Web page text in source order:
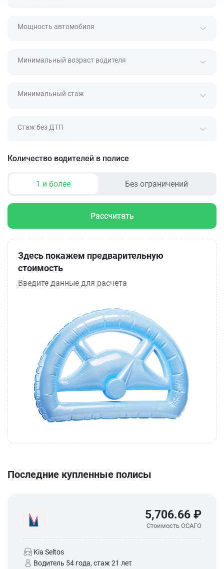
Мощность автомобиля
Минимальный возраст водителя
Минимальный стаж
Стаж без ДТП
Количество водителей в полисе
1 и более Без ограничений
Рассчитать
Здесь покажем предварительную
стоимость
Введите данные для расчета
Последние купленные полисы
5,706.66 ₽
Стоимость ОСАГО
Kia Seltos
Водитель 54 года, стаж 21 лет